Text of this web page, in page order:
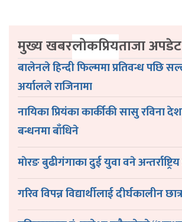
मुख्य खबरलोकप्रियताजा अपडेट
बालेनले हिन्दी फिल्ममा प्रतिवन्ध पछि
अर्यालले राजिनामा
नायिका प्रियंका कार्कीकी सासु रविना
बन्धनमा बाँधिने
माेरङ बुढीगंगाका दुई युवा वने
गरिव विपन्न विद्यार्थीलाई दीर्घकालीन